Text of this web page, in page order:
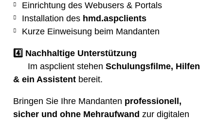
Einrichtung des Webusers & Portals
Installation des hmd.aspclients
Kurze Einweisung beim Mandanten
4️⃣ Nachhaltige Unterstützung
Im aspclient stehen Schulungsfilme, Hilfen
& ein Assistentbereit.
Bringen Sie Ihre Mandanten professionell,
sicher und ohne Mehraufwand zur digitalen